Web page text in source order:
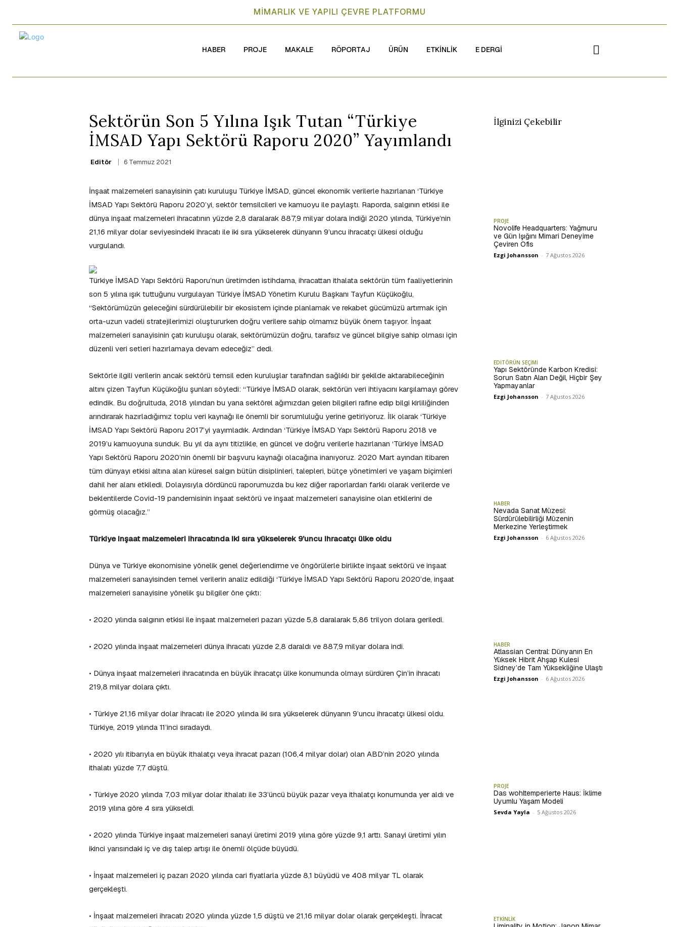
MİMARLIK VE YAPILI ÇEVRE PLATFORMU
HABER PROJE MAKALE RÖPORTAJ ÜRÜN ETKİNLİK E DERGİ
Sektörün Son 5 Yılına Işık Tutan “Türkiye
İMSAD Yapı Sektörü Raporu 2020” Yayımlandı
Editör 6 Temmuz 2021
İnşaat malzemeleri sanayisinin çatı kuruluşu Türkiye İMSAD, güncel ekonomik verilerle hazırlanan ‘Türkiye
İMSAD Yapı Sektörü Raporu 2020’yi, sektör temsilcileri ve kamuoyu ile paylaştı. Raporda, salgının etkisi ile
dünya inşaat malzemeleri ihracatının yüzde 2,8 daralarak 887,9 milyar dolara indiği 2020 yılında, Türkiye’nin
21,16 milyar dolar seviyesindeki ihracatı ile iki sıra yükselerek dünyanın 9’uncu ihracatçı ülkesi olduğu
vurgulandı.
Türkiye İMSAD Yapı Sektörü Raporu’nun üretimden istihdama, ihracattan ithalata sektörün tüm faaliyetlerinin
son 5 yılına ışık tuttuğunu vurgulayan Türkiye İMSAD Yönetim Kurulu Başkanı Tayfun Küçükoğlu,
“Sektörümüzün geleceğini sürdürülebilir bir ekosistem içinde planlamak ve rekabet gücümüzü artırmak için
orta-uzun vadeli stratejilerimizi oluştururken doğru verilere sahip olmamız büyük önem taşıyor. İnşaat
malzemeleri sanayisinin çatı kuruluşu olarak, sektörümüzün doğru, tarafsız ve güncel bilgiye sahip olması için
düzenli veri setleri hazırlamaya devam edeceğiz” dedi.
Sektörle ilgili verilerin ancak sektörü temsil eden kuruluşlar tarafından sağlıklı bir şekilde aktarabileceğinin
altını çizen Tayfun Küçükoğlu şunları söyledi: “Türkiye İMSAD olarak, sektörün veri ihtiyacını karşılamayı görev
edindik. Bu doğrultuda, 2018 yılından bu yana sektörel ağımızdan gelen bilgileri rafine edip bilgi kirliliğinden
arındırarak hazırladığımız toplu veri kaynağı ile önemli bir sorumluluğu yerine getiriyoruz. İlk olarak ‘Türkiye
İMSAD Yapı Sektörü Raporu 2017’yi yayımladık. Ardından ‘Türkiye İMSAD Yapı Sektörü Raporu 2018 ve
2019’u kamuoyuna sunduk. Bu yıl da aynı titizlikle, en güncel ve doğru verilerle hazırlanan ‘Türkiye İMSAD
Yapı Sektörü Raporu 2020’nin önemli bir başvuru kaynağı olacağına inanıyoruz. 2020 Mart ayından itibaren
tüm dünyayı etkisi altına alan küresel salgın bütün disiplinleri, talepleri, bütçe yönetimleri ve yaşam biçimleri
dahil her alanı etkiledi. Dolayısıyla dördüncü raporumuzda bu kez diğer raporlardan farklı olarak verilerde ve
beklentilerde Covid-19 pandemisinin inşaat sektörü ve inşaat malzemeleri sanayisine olan etkilerini de
görmüş olacağız.”
Türkiye inşaat malzemeleri ihracatında iki sıra yükselerek 9’uncu ihracatçı ülke oldu
Dünya ve Türkiye ekonomisine yönelik genel değerlendirme ve öngörülerle birlikte inşaat sektörü ve inşaat
malzemeleri sanayisinden temel verilerin analiz edildiği ‘Türkiye İMSAD Yapı Sektörü Raporu 2020’de, inşaat
malzemeleri sanayisine yönelik şu bilgiler öne çıktı:
• 2020 yılında salgının etkisi ile inşaat malzemeleri pazarı yüzde 5,8 daralarak 5,86 trilyon dolara geriledi.
• 2020 yılında inşaat malzemeleri dünya ihracatı yüzde 2,8 daraldı ve 887,9 milyar dolara indi.
• Dünya inşaat malzemeleri ihracatında en büyük ihracatçı ülke konumunda olmayı sürdüren Çin’in ihracatı
219,8 milyar dolara çıktı.
• Türkiye 21,16 milyar dolar ihracatı ile 2020 yılında iki sıra yükselerek dünyanın 9’uncu ihracatçı ülkesi oldu.
Türkiye, 2019 yılında 11’inci sıradaydı.
• 2020 yılı itibarıyla en büyük ithalatçı veya ihracat pazarı (106,4 milyar dolar) olan ABD’nin 2020 yılında
ithalatı yüzde 7,7 düştü.
• Türkiye 2020 yılında 7,03 milyar dolar ithalatı ile 33’üncü büyük pazar veya ithalatçı konumunda yer aldı ve
2019 yılına göre 4 sıra yükseldi.
• 2020 yılında Türkiye inşaat malzemeleri sanayi üretimi 2019 yılına göre yüzde 9,1 arttı. Sanayi üretimi yılın
ikinci yarısındaki iç ve dış talep artışı ile önemli ölçüde büyüdü.
• İnşaat malzemeleri iç pazarı 2020 yılında cari fiyatlarla yüzde 8,1 büyüdü ve 408 milyar TL olarak
gerçekleşti.
• İnşaat malzemeleri ihracatı 2020 yılında yüzde 1,5 düştü ve 21,16 milyar dolar olarak gerçekleşti. İhracat
İlginizi Çekebilir
PROJE
Novolife Headquarters: Yağmuru
ve Gün Işığını Mimari Deneyime
Çeviren Ofis
Ezgi Johansson - 7 Ağustos 2026
EDİTÖRÜN SEÇİMİ
Yapı Sektöründe Karbon Kredisi:
Sorun Satın Alan Değil, Hiçbir Şey
Yapmayanlar
Ezgi Johansson - 7 Ağustos 2026
HABER
Nevada Sanat Müzesi:
Sürdürülebilirliği Müzenin
Merkezine Yerleştirmek
Ezgi Johansson - 6 Ağustos 2026
HABER
Atlassian Central: Dünyanın En
Yüksek Hibrit Ahşap Kulesi
Sidney’de Tam Yüksekliğine Ulaştı
Ezgi Johansson - 6 Ağustos 2026
PROJE
Das wohltemperierte Haus: İklime
Uyumlu Yaşam Modeli
Sevda Yayla - 5 Ağustos 2026
ETKİNLİK